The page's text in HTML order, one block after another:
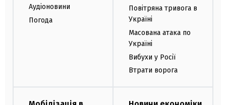
Аудіоновини
Погода
Повітряна тривога в
Україні
Масована атака по
Україні
Вибухи у Росії
Втрати ворога